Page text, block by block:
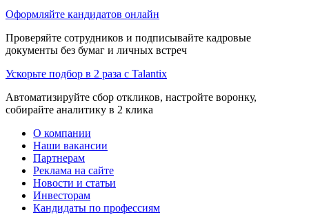
Оформляйте кандидатов онлайн
Проверяйте сотрудников и подписывайте кадровые
документы без бумаг и личных встреч
Ускорьте подбор в 2 раза с Talantix
Автоматизируйте сбор откликов, настройте воронку,
собирайте аналитику в 2 клика
О компании
Наши вакансии
Партнерам
Реклама на сайте
Новости и статьи
Инвесторам
Кандидаты по профессиям